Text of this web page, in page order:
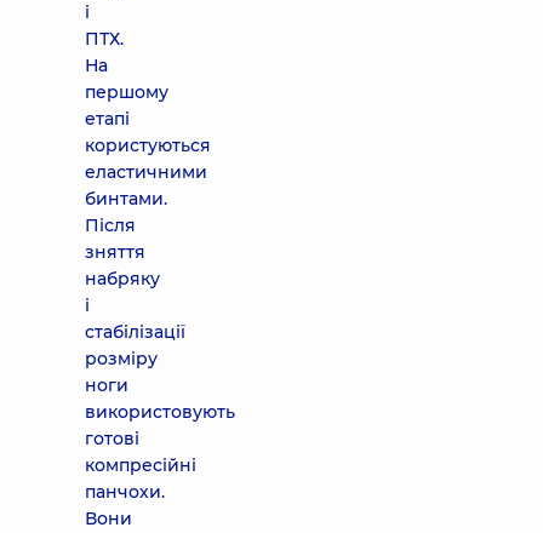
і
ПТХ.
На
першому
етапі
користуються
еластичними
бинтами.
Після
зняття
набряку
і
стабілізації
розміру
ноги
використовують
готові
компресійні
панчохи.
Вони